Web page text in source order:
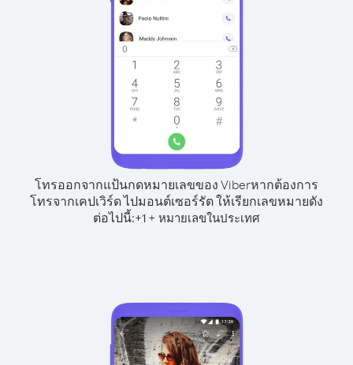
โทรออกจากแป้นกดหมายเลขของ Viberหากต้องการ
โทรจากเคปเวิร์ด ไปมอนต์เซอร์รัต ให้เรียกเลขหมายดัง
ต่อไปนี้:+1 + หมายเลขในประเทศ